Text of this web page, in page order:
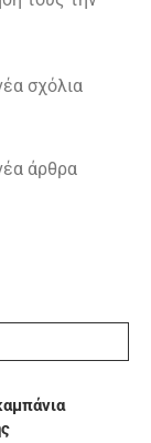
σχόλια
άρθρα